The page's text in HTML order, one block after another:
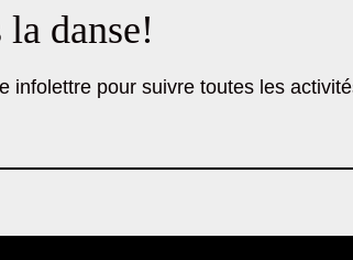
danse!
infolettre pour suivre toutes les